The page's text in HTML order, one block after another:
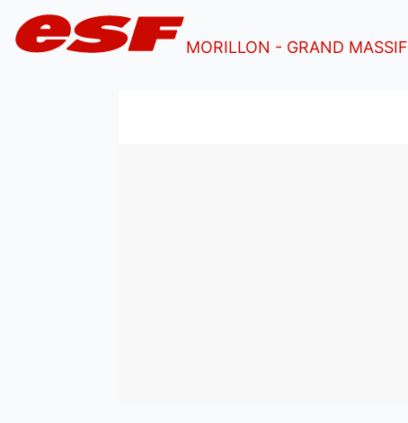
MORILLON - GRAND MASSIF